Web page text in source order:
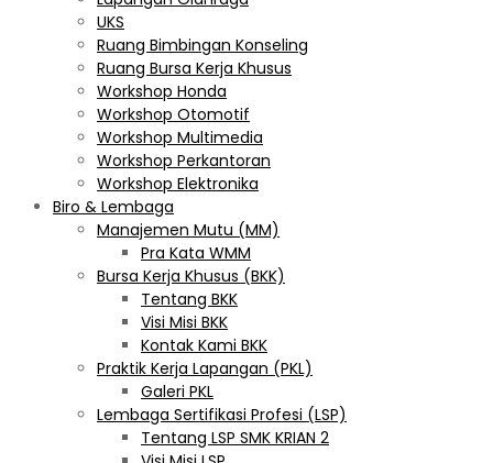
UKS
Ruang Bimbingan Konseling
Ruang Bursa Kerja Khusus
Workshop Honda
Workshop Otomotif
Workshop Multimedia
Workshop Perkantoran
Workshop Elektronika
Biro & Lembaga
Manajemen Mutu (MM)
Pra Kata WMM
Bursa Kerja Khusus (BKK)
Tentang BKK
Visi Misi BKK
Kontak Kami BKK
Praktik Kerja Lapangan (PKL)
Galeri PKL
Lembaga Sertifikasi Profesi (LSP)
Tentang LSP SMK KRIAN 2